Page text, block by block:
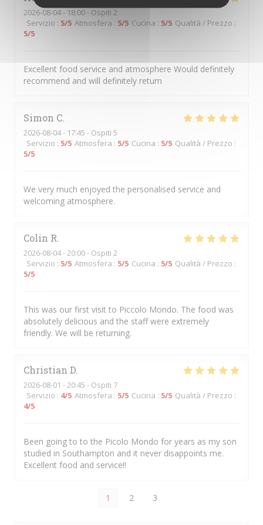
2026-08-04- 18:00 - Ospiti 2
Servizio : 5/5 Atmosfera : 5/5 Cucina : 5/5 Qualità / Prezzo :
5/5
Excellent food service and atmosphere Would definitely
recommend and will definitely return
Simon C
2026-08-04- 17:45 - Ospiti 5
Servizio : 5/5 Atmosfera : 5/5 Cucina : 5/5 Qualità / Prezzo :
5/5
We very much enjoyed the personalised service and
welcoming atmosphere.
Colin R
2026-08-04- 20:00 - Ospiti 2
Servizio : 5/5 Atmosfera : 5/5 Cucina : 5/5 Qualità / Prezzo :
5/5
This was our first visit to Piccolo Mondo. The food was
absolutely delicious and the staff were extremely
friendly. We will be returning.
Christian D
2026-08-01 - 20:45 - Ospiti 7
Servizio : 4/5 Atmosfera : 5/5 Cucina : 5/5 Qualità / Prezzo :
4/5
Been going to to the Picolo Mondo for years as my son
studied in Southampton and it never disappoints me.
Excellent food and service!!
1 2 3